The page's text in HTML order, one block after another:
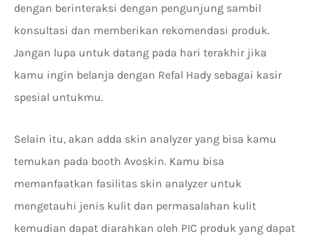
dengan berinteraksi dengan pengunjung sambil
konsultasi dan memberikan rekomendasi produk.
Jangan lupa untuk datang pada hari terakhir jika
kamu ingin belanja dengan Refal Hady sebagai kasir
spesial untukmu.
Selain itu, akan adda skin analyzer yang bisa kamu
temukan pada booth Avoskin. Kamu bisa
memanfaatkan fasilitas skin analyzer untuk
mengetauhi jenis kulit dan permasalahan kulit
kemudian dapat diarahkan oleh PIC produk yang dapat